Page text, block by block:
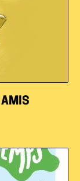
AMIS